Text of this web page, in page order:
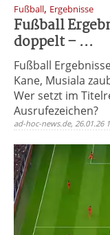
Fußball, Ergebnisse
Fußball
doppelt – ...
Fußball
Kane, Musiala
Wer setzt im
Ausrufezeichen?
ad-hoc-news.de, 26.01.26